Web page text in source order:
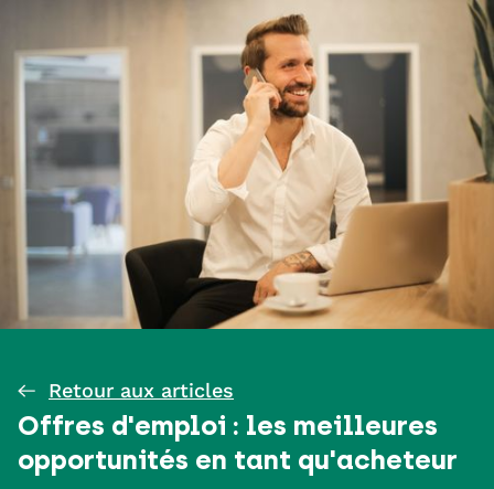
Retour aux articles
Offres d'emploi : les meilleures
opportunités en tant qu'acheteur